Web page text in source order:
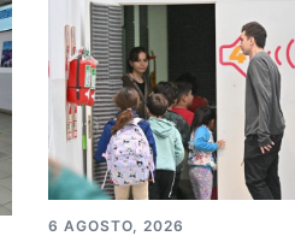
6 AGOSTO, 2026